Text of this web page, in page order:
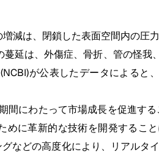
減は、閉鎖した表面空間内の圧
延は、外傷症、骨折、管の怪
が公表したデータによる
間にわたって市場成長を促進す
に革新的な技術を開発するこ
などの高度化により、リアルタ